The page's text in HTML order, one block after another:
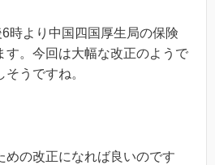
時より中国四国厚生局の保険
す。今回は大幅な改正のようで
うですね。
めの改正になれば良いのです